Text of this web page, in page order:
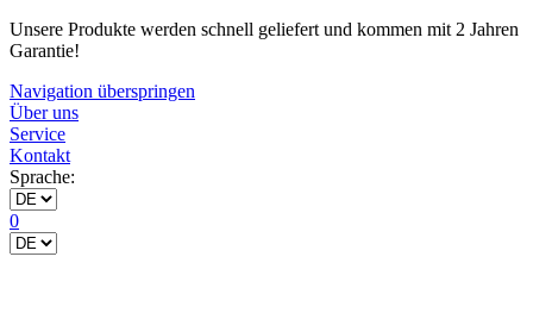
Unsere Produkte werden schnell geliefert und kommen mit 2 Jahren
Garantie!
Navigation überspringen
Über uns
Service
Kontakt
Sprache:
0